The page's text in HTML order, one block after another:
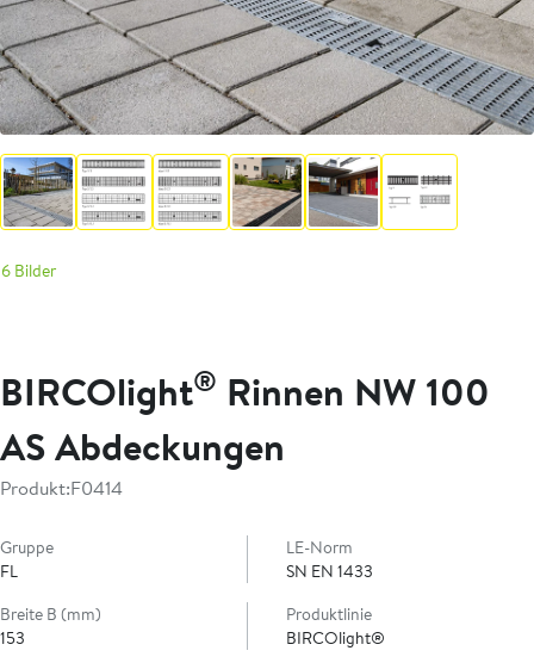
6 Bilder
BIRCOlight® Rinnen NW 100
AS Abdeckungen
Produkt:F0414
Gruppe
FL
LE-Norm
SN EN 1433
Breite B (mm)
153
Produktlinie
BIRCOlight®